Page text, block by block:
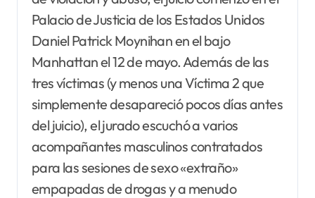
Palacio de Justicia de los Estados Unidos
Daniel Patrick Moynihan en el bajo
Manhattan el 12 de mayo. Además de las
tres víctimas (y menos una Víctima 2 que
simplemente desapareció pocos días antes
del juicio), el jurado escuchó a varios
acompañantes masculinos contratados
para las sesiones de sexo «extraño»
empapadas de drogas y a menudo